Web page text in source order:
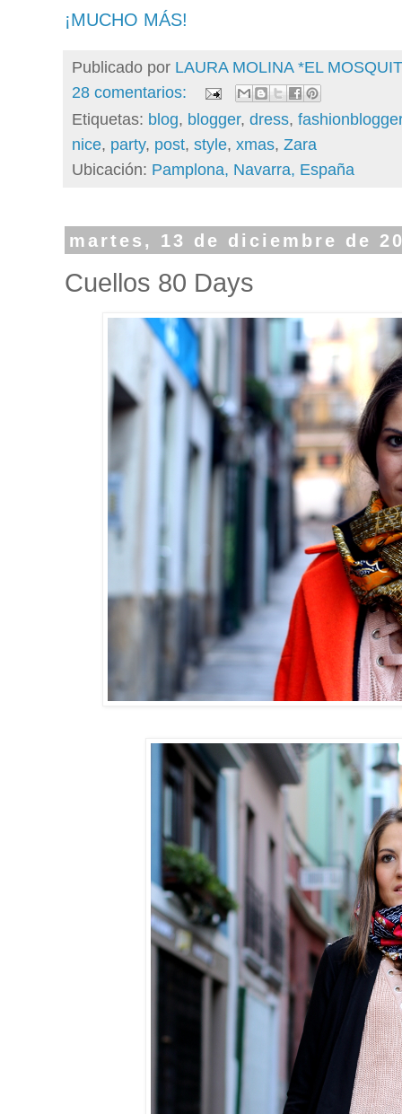
¡MUCHO MÁS!
Publicado por LAURA MOLINA *EL
28 comentarios:
Etiquetas: blog, blogger, dress, fashionblogger
nice, party, post, style, xmas, Zara
Ubicación: Pamplona, Navarra, España
martes, 13 de diciembre de
Cuellos 80 Days